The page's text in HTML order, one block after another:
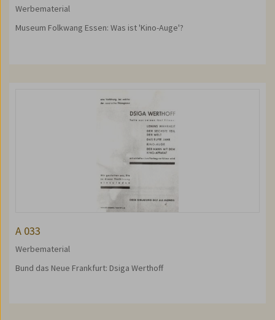
Werbematerial
Museum Folkwang Essen: Was ist 'Kino-Auge'?
A 033
Werbematerial
Bund das Neue Frankfurt: Dsiga Werthoff